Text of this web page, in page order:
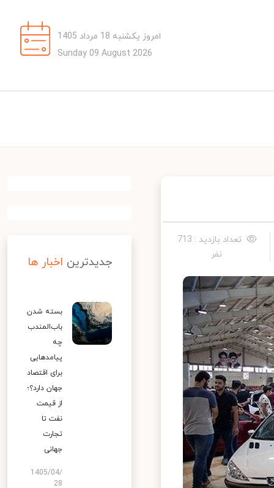
امروز یکشنبه 18 مرداد 1405
Sunday 09 August 2026
تعداد بازدید : 713
نفر
جدیدترین اخبار ها
بسته شدن
باب‌المندب
چه
پیامدهایی
برای اقتصاد
جهان دارد؟؛
از قیمت
نفت تا
تجارت
جهانی
1405/04/
28